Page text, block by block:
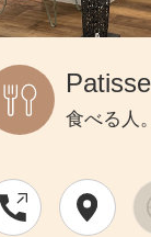
食べる人